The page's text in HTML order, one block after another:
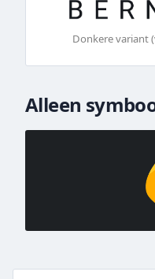
Donkere variant
Alleen